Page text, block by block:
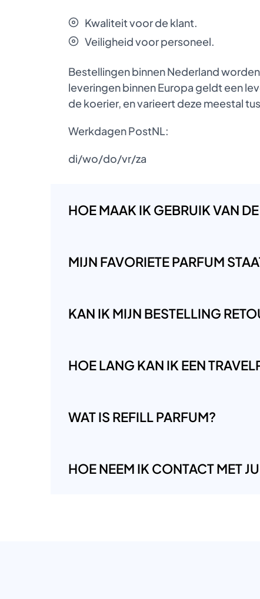
Kwaliteit voor de klant.
Veiligheid voor personeel.
Bestellingen binnen Nederland
leveringen binnen Europa geldt een
de koerier, en varieert deze meestal
Werkdagen PostNL:
di/wo/do/vr/za
HOE MAAK IK GEBRUIK VAN
MIJN FAVORIETE PARFUM
KAN IK MIJN BESTELLING
HOE LANG KAN IK EEN
WAT IS REFILL PARFUM?
HOE NEEM IK CONTACT MET